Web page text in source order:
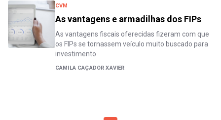
CVM
As vantagens e armadilhas dos FIPs
As vantagens fiscais oferecidas fizeram com que
os FIPs se tornassem veículo muito buscado para
investimento
CAMILA CAÇADOR XAVIER